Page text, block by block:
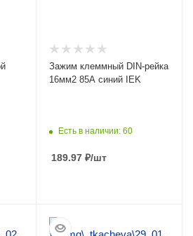
Зажим клеммный DIN-рейка
16мм2 85А синий IEK
Есть в наличии: 60
189.97 ₽/шт